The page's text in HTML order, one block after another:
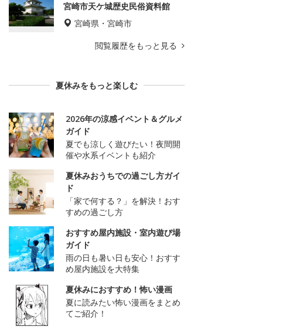
宮崎市天ケ城歴史民俗資料館
宮崎県・宮崎市
閲覧履歴をもっと見る
夏休みをもっと楽しむ
2026年の涼感イベント＆グルメ
ガイド
夏でも涼しく遊びたい！夜間開
催や水系イベントも紹介
夏休みおうちでの過ごし方ガイ
ド
「家で何する？」を解決！おす
すめの過ごし方
おすすめ屋内施設・室内遊び場
ガイド
雨の日も暑い日も安心！おすす
め屋内施設を大特集
夏休みにおすすめ！怖い漫画
夏に読みたい怖い漫画をまとめ
てご紹介！